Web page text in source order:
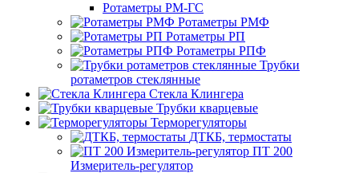
Ротаметры РМ-ГС
Ротаметры РМФ
Ротаметры РП
Ротаметры РПФ
Трубки
ротаметров стеклянные
Стекла Клингера
Трубки кварцевые
Терморегуляторы
ДТКБ, термостаты
ПТ 200
Измеритель-регулятор